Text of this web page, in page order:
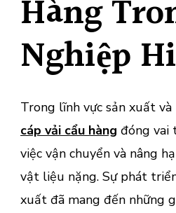
Hàng
Nghiệp
Trong lĩnh vực sản xuất
cáp vải cẩu hàng đóng vai
việc vận chuyển và nâng
vật liệu nặng. Sự phát
xuất đã mang đến những